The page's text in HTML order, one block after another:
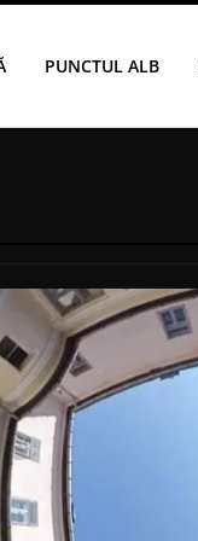
PUNCTUL ALB